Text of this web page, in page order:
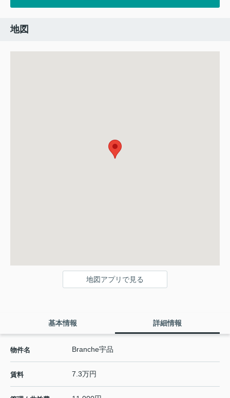
地図
地図アプリで見る
基本情報 詳細情報
物件名 Branche宇品
賃料 7.3万円